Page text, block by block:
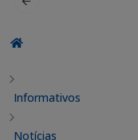
Informativos
Notícias